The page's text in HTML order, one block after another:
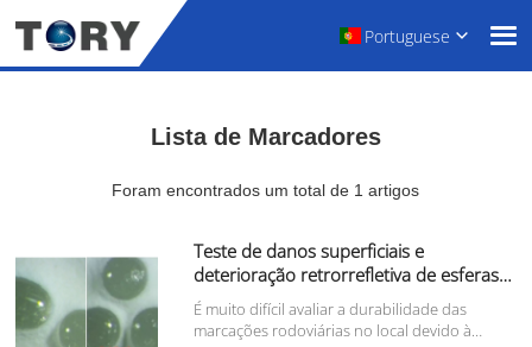
Portuguese
Lista de Marcadores
Foram encontrados um total de 1 artigos
Teste de danos superficiais e
deterioração retrorrefletiva de esferas
de vidro
É muito difícil avaliar a durabilidade das
marcações rodoviárias no local devido à